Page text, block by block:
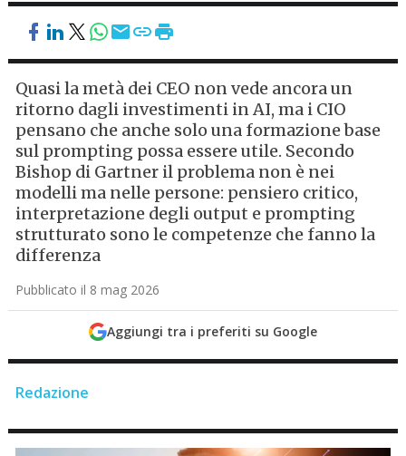
Quasi la metà dei CEO non vede ancora un
ritorno dagli investimenti in AI, ma i CIO
pensano che anche solo una formazione base
sul prompting possa essere utile. Secondo
Bishop di Gartner il problema non è nei
modelli ma nelle persone: pensiero critico,
interpretazione degli output e prompting
strutturato sono le competenze che fanno la
differenza
Pubblicato il 8 mag 2026
Aggiungi tra i preferiti su Google
Redazione